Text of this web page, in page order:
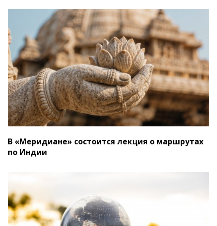
В «Меридиане» состоится лекция о маршрутах
по Индии